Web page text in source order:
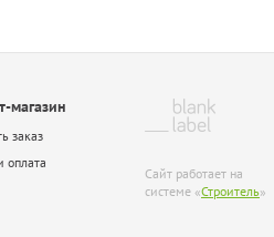
Сайт работает на
системе «Строитель»
магазин
заказ
оплата